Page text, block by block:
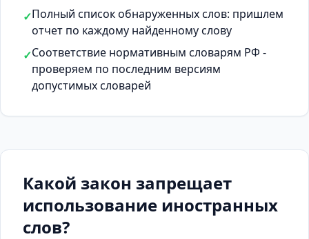
✓Полный список обнаруженных слов: пришлем
отчет по каждому найденному слову
✓Соответствие нормативным словарям РФ -
проверяем по последним версиям
допустимых словарей
Какой закон запрещает
использование иностранных
слов?